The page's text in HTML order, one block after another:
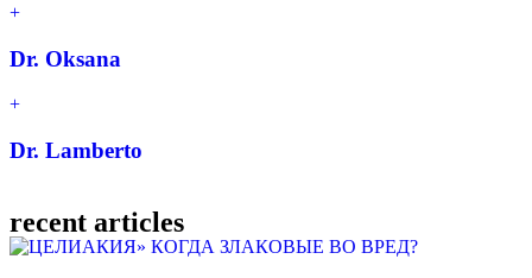
Dr. Oksana
Dr. Lamberto
recent articles